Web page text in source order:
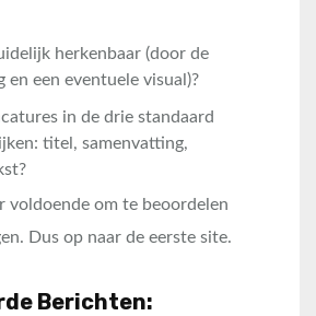
herkenbaar (door de
en een eventuele visual)?
in de drie standaard
titel, samenvatting,
voldoende om te beoordelen
Dus op naar de eerste site.
Berichten: